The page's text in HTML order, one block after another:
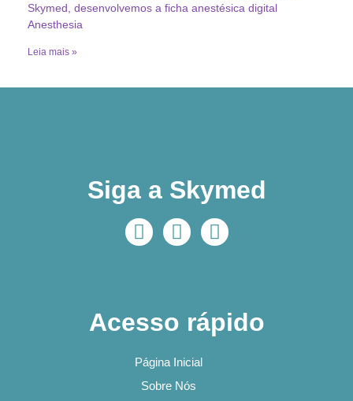
Skymed, desenvolvemos a ficha anestésica digital
Anesthesia
Leia mais »
Siga a Skymed
Acesso rápido
Página Inicial
Sobre Nós